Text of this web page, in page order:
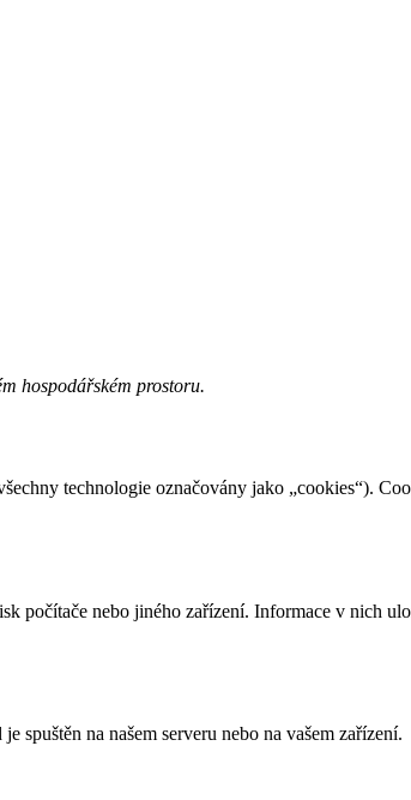
hospodářském prostoru.
technologie označovány jako „cookies“).
počítače nebo jiného zařízení. Informace v nich
spuštěn na našem serveru nebo na vašem zařízení.